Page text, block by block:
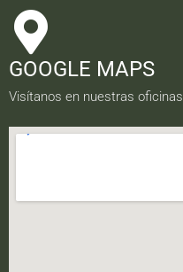
GOOGLE MAPS
Visítanos en nuestras oficinas